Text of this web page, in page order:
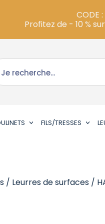
FILS/TRESSES
/ Leurres de surfaces /
CODE
Profitez de - 10 %